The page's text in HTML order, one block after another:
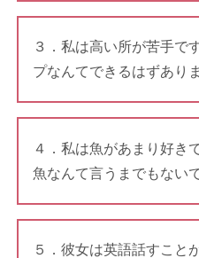
３．私は高い所が苦手で
プなんてできるはずあり
４．私は魚があまり好き
魚なんて言うまでもないで
５．彼女は英語話すこと